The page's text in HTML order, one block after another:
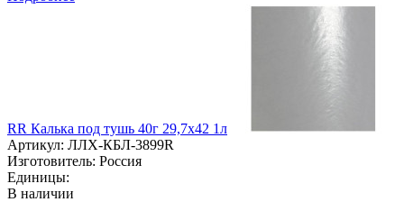
RR Калька под тушь 40г 29,7х42 1л
Артикул: ЛЛХ-КБЛ-3899R
Изготовитель: Россия
Единицы:
В наличии